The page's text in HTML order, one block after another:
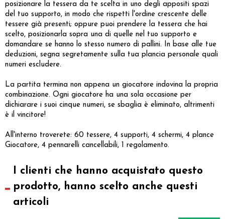
posizionare la tessera da te scelta in uno degli appositi spazi
del tuo supporto, in modo che rispetti l'ordine crescente delle
tessere già presenti; oppure puoi prendere la tessera che hai
scelto, posizionarla sopra una di quelle nel tuo supporto e
domandare se hanno lo stesso numero di pallini. In base alle tue
deduzioni, segna segretamente sulla tua plancia personale quali
numeri escludere.
La partita termina non appena un giocatore indovina la propria
combinazione. Ogni giocatore ha una sola occasione per
dichiarare i suoi cinque numeri, se sbaglia è eliminato, altrimenti
è il vincitore!
All'interno troverete: 60 tessere, 4 supporti, 4 schermi, 4 plance
Giocatore, 4 pennarelli cancellabili, 1 regolamento.
I clienti che hanno acquistato questo
prodotto, hanno scelto anche questi
articoli